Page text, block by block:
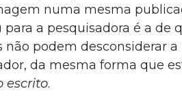
numa mesma
a pesquisadora é a
não podem desconsiderar
da mesma forma que
escrito.